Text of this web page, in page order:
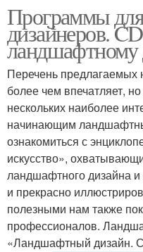
Программы
дизайнеров.
ландшафтному
Перечень
более чем впечатляет,
нескольких наиболее
начинающим
ознакомиться с
искусство»,
ландшафтного дизайна
и прекрасно
полезными нам также
профессионалов.
«Ландшафтный дизайн.